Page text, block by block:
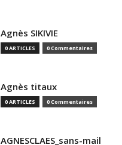
Agnès SIKIVIE
0 ARTICLES 0 Commentaires
Agnès titaux
0 ARTICLES 0 Commentaires
AGNESCLAES_sans-mail